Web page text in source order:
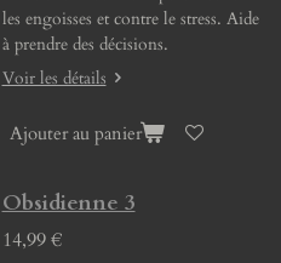
les engoisses et contre le stress. Aide
à prendre des décisions.
Voir les détails
Ajouter au panier
Obsidienne 3
14,99 €